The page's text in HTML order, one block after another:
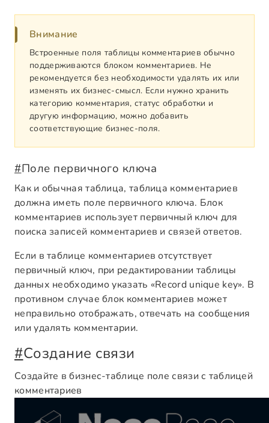
Внимание
Встроенные поля таблицы комментариев обычно
поддерживаются блоком комментариев. Не
рекомендуется без необходимости удалять их или
изменять их бизнес-смысл. Если нужно хранить
категорию комментария, статус обработки и
другую информацию, можно добавить
соответствующие бизнес-поля.
#Поле первичного ключа
Как и обычная таблица, таблица комментариев
должна иметь поле первичного ключа. Блок
комментариев использует первичный ключ для
поиска записей комментариев и связей ответов.
Если в таблице комментариев отсутствует
первичный ключ, при редактировании таблицы
данных необходимо указать «Record unique key». В
противном случае блок комментариев может
неправильно отображать, отвечать на сообщения
или удалять комментарии.
#Создание связи
Создайте в бизнес-таблице поле связи с таблицей
комментариев